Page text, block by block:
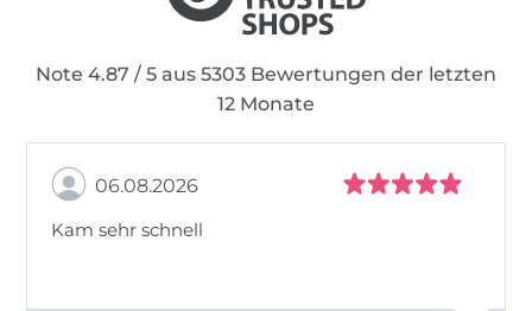
Note 4.87 / 5 aus 5303 Bewertungen der letzten
12 Monate
06.08.2026
Kam sehr schnell